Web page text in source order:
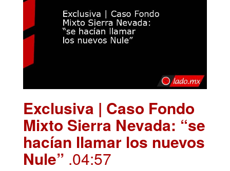
Exclusiva | Caso Fondo
Mixto Sierra Nevada: “se
hacían llamar los nuevos
Nule” .04:57